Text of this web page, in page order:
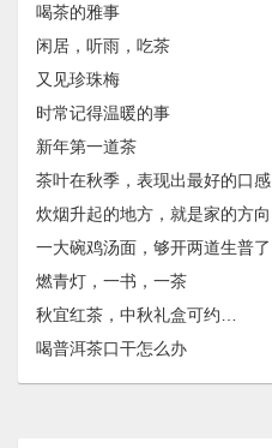
喝茶的雅事
闲居，听雨，吃茶
又见珍珠梅
时常记得温暖的事
新年第一道茶
茶叶在秋季，表现出最好的口感
炊烟升起的地方，就是家的方向
一大碗鸡汤面，够开两道生普了
燃青灯，一书，一茶
秋宜红茶，中秋礼盒可约…
喝普洱茶口干怎么办